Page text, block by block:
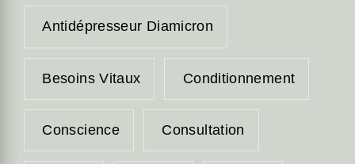
Antidépresseur Diamicron
Besoins Vitaux Conditionnement
Conscience Consultation